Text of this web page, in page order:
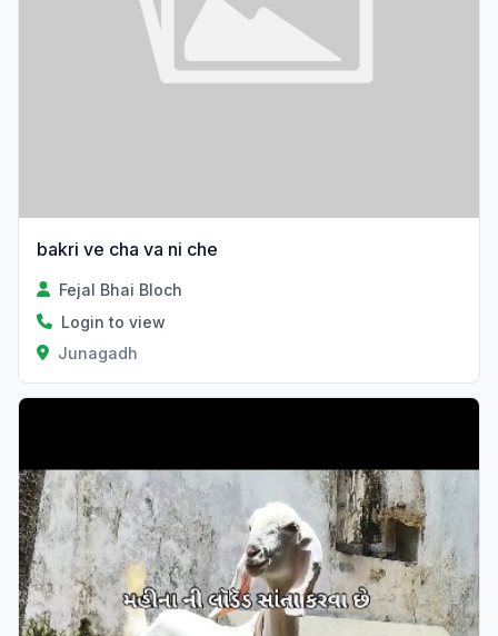
bakri ve cha va ni che
Fejal Bhai Bloch
Login to view
Junagadh